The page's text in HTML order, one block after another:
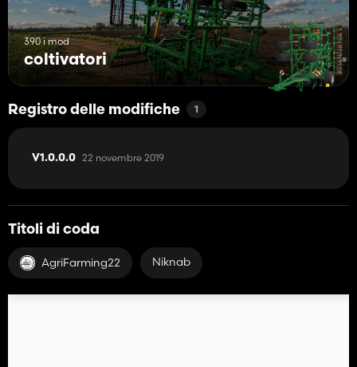
390 i mod
coltivatori
Registro delle modifiche 1
V1.0.0.0 22 novembre 2019
Titoli di coda
AgriFarming22 Niknab